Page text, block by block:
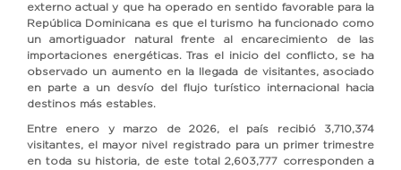
externo actual y que ha operado en sentido favorable para la
República Dominicana es que el turismo ha funcionado como
un amortiguador natural frente al encarecimiento de las
importaciones energéticas. Tras el inicio del conflicto, se ha
observado un aumento en la llegada de visitantes, asociado
en parte a un desvío del flujo turístico internacional hacia
destinos más estables.
Entre enero y marzo de 2026, el país recibió 3,710,374
visitantes, el mayor nivel registrado para un primer trimestre
en toda su historia, de este total 2,603,777 corresponden a